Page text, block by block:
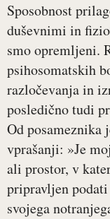
Sposobnost
duševnimi in
smo opremljeni.
psihosomatskih
razločevanja in
posledično tudi
Od posameznika
vprašanji: »Je
ali prostor, v
pripravljen
svojega